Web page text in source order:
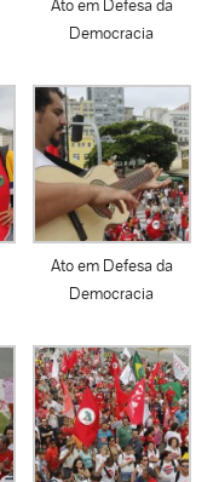
Ato em Defesa da
Democracia
Ato em Defesa da
Democracia